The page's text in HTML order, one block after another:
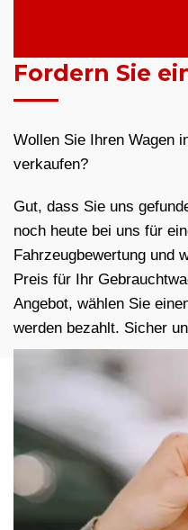
Fordern Sie
Wollen Sie Ihren Wagen
verkaufen?
Gut, dass Sie uns
noch heute bei uns für
Fahrzeugbewertung und
Preis für Ihr
Angebot, wählen Sie
werden bezahlt. Sicher